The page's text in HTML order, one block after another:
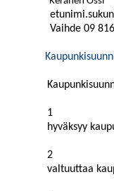
Vaihde 09 816
1
hyväksyy
2
valtuuttaa